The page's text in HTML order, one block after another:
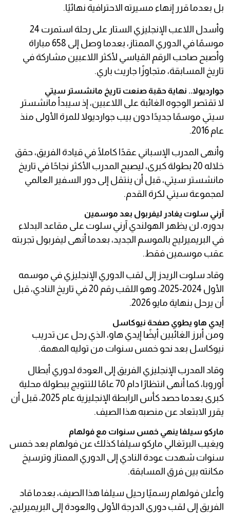
بل بعدما قرر إنهاء مسيرته الاحترافية نهائيًا.
وأسدل اللاعب الإنجليزي الستار على رحلة استمرت 24
موسمًا في الدوري الممتاز، بعدما وصل إلى 658 مباراة
وأصبح صاحب الرقم القياسي لأكثر اللاعبين مشاركة في
تاريخ المسابقة، متجاوزًا جاريث باري.
جوارديولا.. نهاية حقبة صنعت تاريخ مانشستر سيتي
لا تقتصر الوجوه الغائبة على اللاعبين، إذ سيبدأ مانشستر
سيتي موسمًا جديدًا دون بيب جوارديولا للمرة الأولى منذ
عام 2016.
وأنهى المدرب الإسباني عقدًا كاملًا في قيادة الفريق، حقق
خلاله 20 بطولة كبرى، ليصبح المدرب الأكثر نجاحًا في تاريخ
مانشستر سيتي، قبل أن ينتقل إلى دور السفير العالمي
لمجموعة سيتي لكرة القدم.
آرني سلوت يغادر ليفربول بعد موسمين
بدوره، لن يظهر الهولندي آرني سلوت على مقاعد البدلاء
في البريميرليج بالموسم الجديد، بعدما أنهى ليفربول تجربته
عقب موسمين فقط.
وقاد سلوت الريدز إلى لقب الدوري الإنجليزي في موسمه
الأول 2024-2025، وهو اللقب رقم 20 في تاريخ النادي، قبل
أن يرحل بنهاية مايو 2026.
إيدي هاو يطوي صفحة نيوكاسل
ومن أبرز الغائبين أيضًا إيدي هاو، الذي رحل عن تدريب
نيوكاسل بعد نحو خمس سنوات من توليه المهمة.
وقاد المدرب الإنجليزي الفريق إلى العودة لدوري أبطال
أوروبا، كما أنهى انتظارًا دام 70 عامًا للتتويج ببطولة محلية
كبرى بعدما حصد كأس الرابطة الإنجليزية عام 2025، قبل أن
يقرر الابتعاد عن منصبه هذا الصيف.
ماركو سيلفا ينهي خمس سنوات مع فولهام
ويغيب البرتغالي ماركو سيلفا كذلك عن فولهام بعد خمس
سنوات شهدت عودة النادي إلى الدوري الممتاز وترسيخ
مكانته بين فرق المسابقة.
وأعلن فولهام رسميًا رحيل سيلفا هذا الصيف، بعدما قاد
الفريق إلى لقب دوري الدرجة الأولى والعودة إلى البريميرليج،